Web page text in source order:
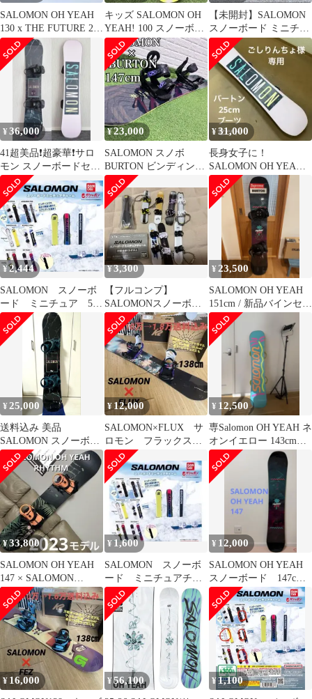
SALOMON OH YEAH
130 x THE FUTURE 2点
セット
キッズ SALOMON OH
YEAH! 100 スノーボー
ド3点セット
【未開封】SALOMON
スノーボード ミニチュ
アチャーム シークレッ
ト入り全7種
¥36,000
41超美品❗️超豪華❗️サロ
モン スノーボードセッ
ト★スノボ151cm+ビン
付
¥23,000
SALOMON スノボ
BURTON ビンディング
147cm スノーボード
¥31,000
長身女子に！
SALOMON OH YEAH
151 ハイブリッドキャ
ンバー！
¥ 2,444
SALOMON スノーボ
ード ミニチュア 5
種 ガチャ フィギュ
ア チャーム
¥3,300
【フルコンプ】
SALOMONスノーボー
ドミニチュアチャー
ム コンプリートセッ
ト
¥ 23,500
SALOMON OH YEAH
151cm / 新品バインセッ
ト！
¥ 25,000
送料込み 美品
SALOMON スノーボー
ドセット143cm Oh yeah
¥ 12,000
SALOMON×FLUX サ
ロモン フラックスバ
インディング付スノー
ボードセット
¥ 12,500
専Salomon OH YEAH ネ
オンイエロー 143cm
FLUX RK30
¥33,800
SALOMON OH YEAH
147 × SALOMON
RHYTHM
¥1,600
SALOMON スノーボ
ード ミニチュアチャ
ーム 2種セット 新
品 未開封
¥ 12,000
SALOMON OH YEAH
スノーボード 147cm
グラトリ
¥ 16,000 ¥56,100 ¥1,100